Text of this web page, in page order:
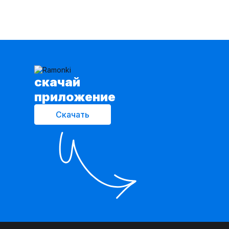
cкачай
приложение
Скачать